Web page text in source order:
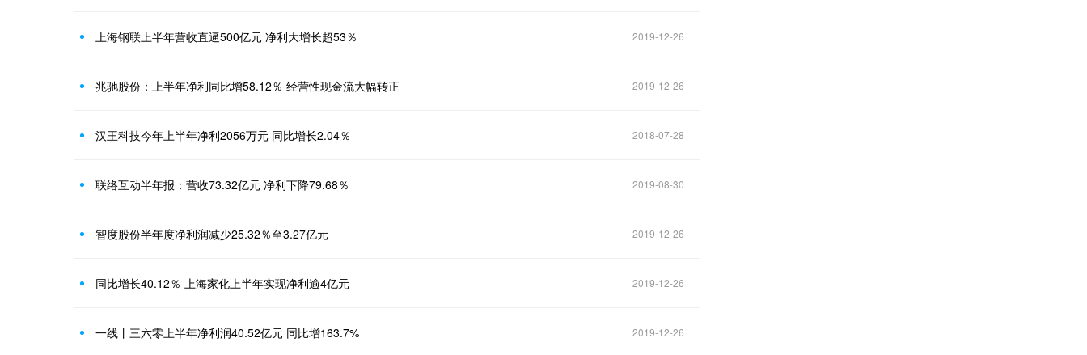
上海钢联上半年营收直逼500亿元 净利大增长超53％ 2019-12-26
兆驰股份：上半年净利同比增58.12％ 经营性现金流大幅转正 2019-12-26
汉王科技今年上半年净利2056万元 同比增长2.04％ 2018-07-28
联络互动半年报：营收73.32亿元 净利下降79.68％ 2019-08-30
智度股份半年度净利润减少25.32％至3.27亿元 2019-12-26
同比增长40.12％ 上海家化上半年实现净利逾4亿元 2019-12-26
一线丨三六零上半年净利润40.52亿元 同比增163.7% 2019-12-26